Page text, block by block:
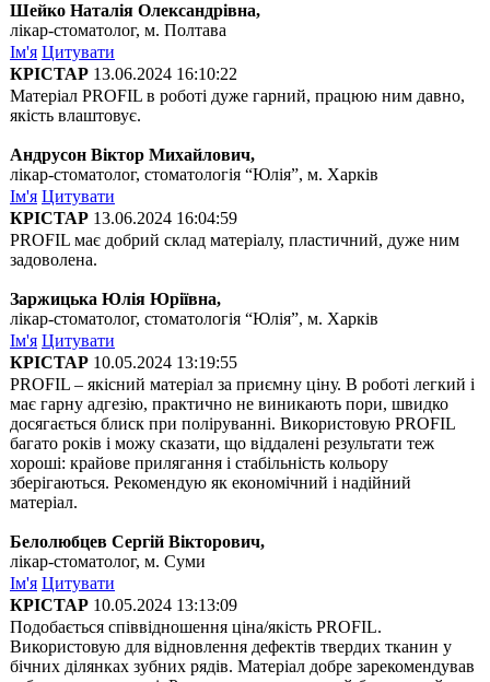
Шейко Наталія Олександрівна,
лікар-стоматолог, м. Полтава
Ім'я Цитувати
КРІСТАР 13.06.2024 16:10:22
Матеріал PROFIL в роботі дуже гарний, працюю ним давно,
якість влаштовує.
Андрусон Віктор Михайлович,
лікар-стоматолог, стоматологія “Юлія”, м. Харків
Ім'я Цитувати
КРІСТАР 13.06.2024 16:04:59
PROFIL має добрий склад матеріалу, пластичний, дуже ним
задоволена.
Заржицька Юлія Юріївна,
лікар-стоматолог, стоматологія “Юлія”, м. Харків
Ім'я Цитувати
КРІСТАР 10.05.2024 13:19:55
PROFIL – якісний матеріал за приємну ціну. В роботі легкий і
має гарну адгезію, практично не виникають пори, швидко
досягається блиск при поліруванні. Використовую PROFIL
багато років і можу сказати, що віддалені результати теж
хороші: крайове прилягання і стабільність кольору
зберігаються. Рекомендую як економічний і надійний
матеріал.
Белолюбцев Сергій Вікторович,
лікар-стоматолог, м. Суми
Ім'я Цитувати
КРІСТАР 10.05.2024 13:13:09
Подобається співвідношення ціна/якість PROFIL.
Використовую для відновлення дефектів твердих тканин у
бічних ділянках зубних рядів. Матеріал добре зарекомендував